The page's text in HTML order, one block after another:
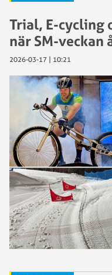
Trial, E-cycling
när SM-
2026-03-17 | 10:21